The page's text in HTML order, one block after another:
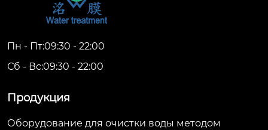
Пн - Пт:09:30 - 22:00
Сб - Вс:09:30 - 22:00
Продукция
Оборудование для очистки воды методом